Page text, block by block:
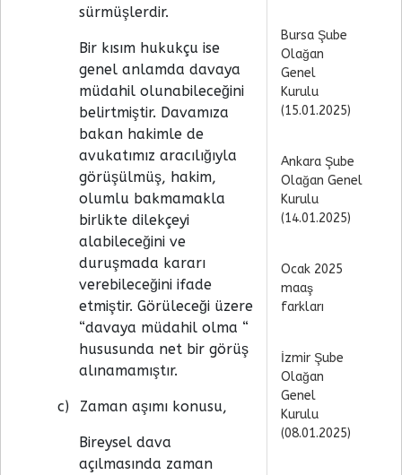
sürmüşlerdir.
Bir kısım hukukçu ise
genel anlamda davaya
müdahil olunabileceğini
belirtmiştir. Davamıza
bakan hakimle de
avukatımız aracılığıyla
görüşülmüş, hakim,
olumlu bakmamakla
birlikte dilekçeyi
alabileceğini ve
duruşmada kararı
verebileceğini ifade
etmiştir. Görüleceği üzere
“davaya müdahil olma “
hususunda net bir görüş
alınamamıştır.
c) Zaman aşımı konusu,
Bireysel dava
açılmasında zaman
Bursa Şube
Olağan
Genel
Kurulu
(15.01.2025)
Ankara Şube
Olağan Genel
Kurulu
(14.01.2025)
Ocak 2025
maaş
farkları
İzmir Şube
Olağan
Genel
Kurulu
(08.01.2025)